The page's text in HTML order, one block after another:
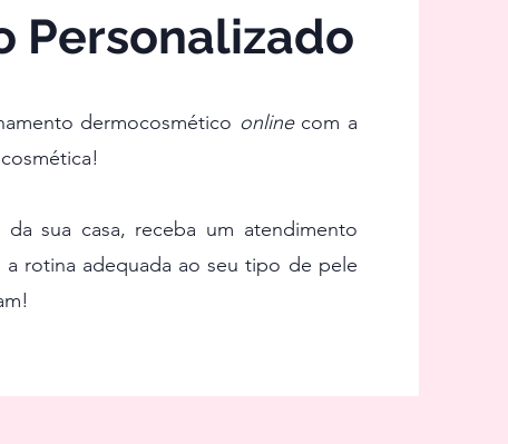
Personalizado
dermocosmético online com a
sua casa, receba um atendimento
rotina adequada ao seu tipo de pele